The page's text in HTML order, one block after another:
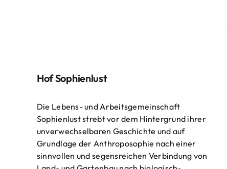
Hof Sophienlust
Die Lebens- und Arbeitsgemeinschaft
Sophienlust strebt vor dem Hintergrund ihrer
unverwechselbaren Geschichte und auf
Grundlage der Anthroposophie nach einer
sinnvollen und segensreichen Verbindung von